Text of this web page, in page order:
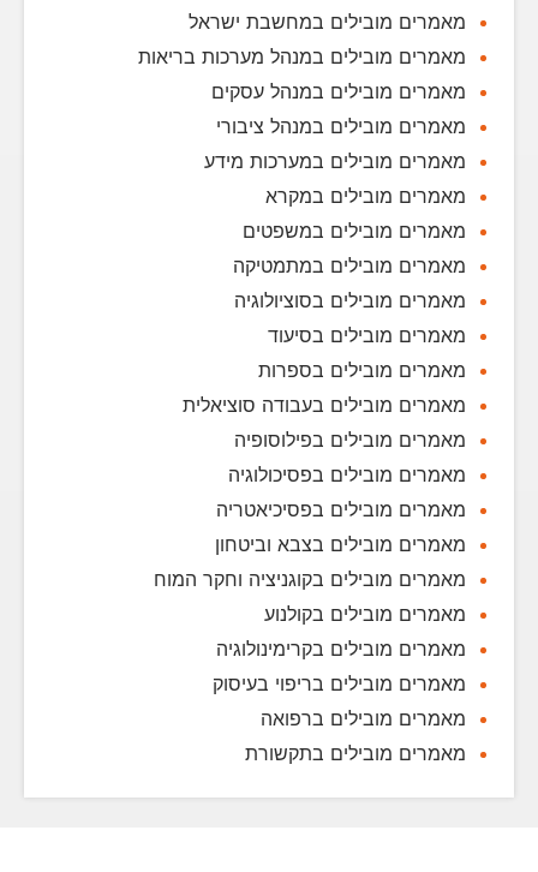
מאמרים מובילים במחשבת ישראל
מאמרים מובילים במנהל מערכות בריאות
מאמרים מובילים במנהל עסקים
מאמרים מובילים במנהל ציבורי
מאמרים מובילים במערכות מידע
מאמרים מובילים במקרא
מאמרים מובילים במשפטים
מאמרים מובילים במתמטיקה
מאמרים מובילים בסוציולוגיה
מאמרים מובילים בסיעוד
מאמרים מובילים בספרות
מאמרים מובילים בעבודה סוציאלית
מאמרים מובילים בפילוסופיה
מאמרים מובילים בפסיכולוגיה
מאמרים מובילים בפסיכיאטריה
מאמרים מובילים בצבא וביטחון
מאמרים מובילים בקוגניציה וחקר המוח
מאמרים מובילים בקולנוע
מאמרים מובילים בקרימינולוגיה
מאמרים מובילים בריפוי בעיסוק
מאמרים מובילים ברפואה
מאמרים מובילים בתקשורת